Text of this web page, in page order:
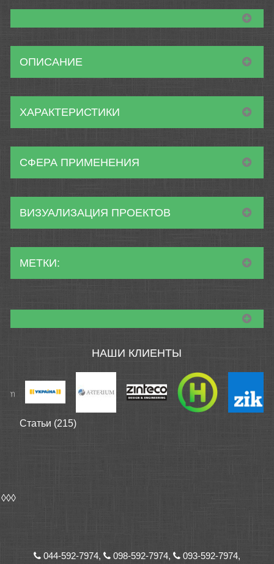
ОПИСАНИЕ
ХАРАКТЕРИСТИКИ
СФЕРА ПРИМЕНЕНИЯ
ВИЗУАЛИЗАЦИЯ ПРОЕКТОВ
МЕТКИ:
НАШИ КЛИЕНТЫ
Статьи (215)
◊◊◊
044-592-7974, 098-592-7974, 093-592-7974,